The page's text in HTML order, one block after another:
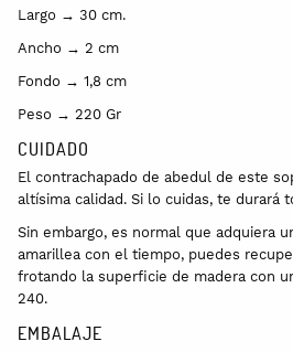
Largo → 30 cm.
Ancho → 2 cm
Fondo → 1,8 cm
Peso → 220 Gr
CUIDADO
El contrachapado de abedul de este
altísima calidad. Si lo cuidas, te durará
Sin embargo, es normal que adquiera
amarillea con el tiempo, puedes
frotando la superficie de madera con
240.
EMBALAJE